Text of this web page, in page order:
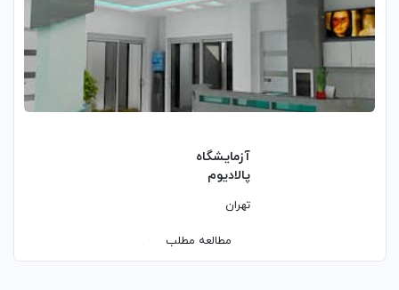
آزمایشگاه
پالادیوم
تهران
مطالعه مطلب